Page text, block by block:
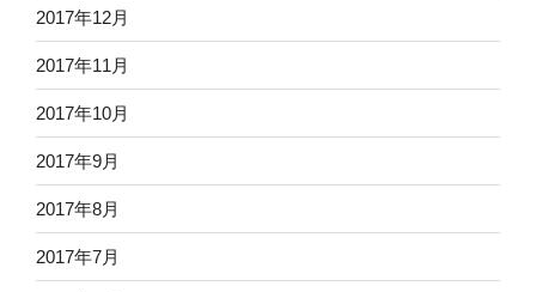
2017年12月
2017年11月
2017年10月
2017年9月
2017年8月
2017年7月